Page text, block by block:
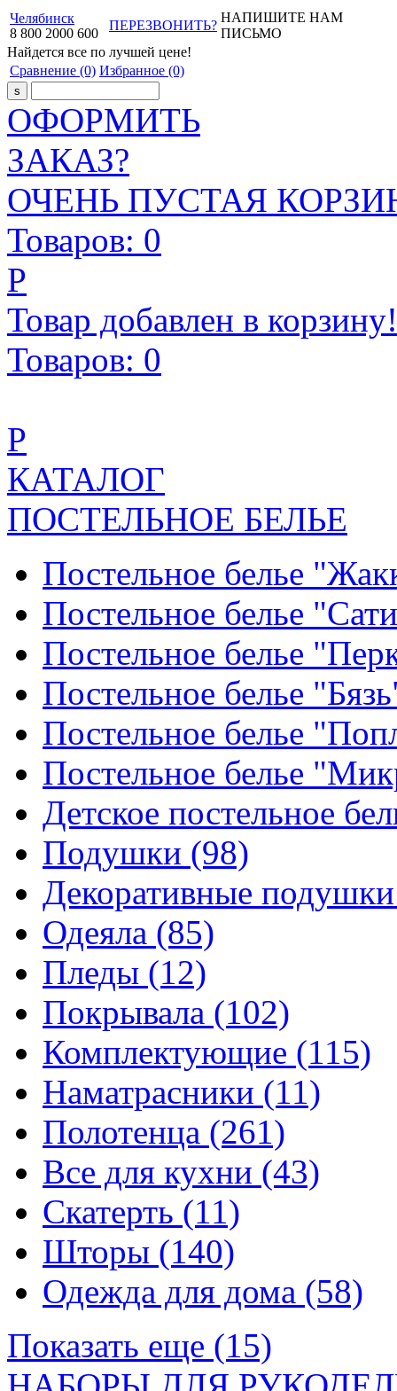
Челябинск
8 800 2000 600
ПЕРЕЗВОНИТЬ?
НАПИШИТЕ НАМ
ПИСЬМО
Найдется все по лучшей цене!
Сравнение (0) Избранное (0)
ОФОРМИТЬ
ЗАКАЗ?
ОЧЕНЬ ПУСТАЯ
Товаров: 0
Р
Товар добавлен в корзину!
Товаров: 0
Р
КАТАЛОГ
ПОСТЕЛЬНОЕ БЕЛЬЕ
Постельное белье
Постельное белье
Постельное белье
Постельное белье
Постельное белье
Постельное белье
Детское постельное
Подушки (98)
Декоративные
Одеяла (85)
Пледы (12)
Покрывала (102)
Комплектующие (115)
Наматрасники (11)
Полотенца (261)
Все для кухни (43)
Скатерть (11)
Шторы (140)
Одежда для дома (58)
Показать еще (15)